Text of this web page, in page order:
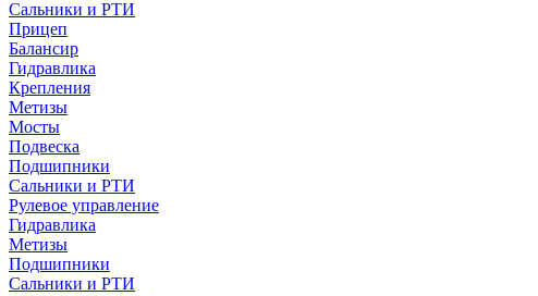
Сальники и РТИ
Прицеп
Балансир
Гидравлика
Крепления
Метизы
Мосты
Подвеска
Подшипники
Сальники и РТИ
Рулевое управление
Гидравлика
Метизы
Подшипники
Сальники и РТИ